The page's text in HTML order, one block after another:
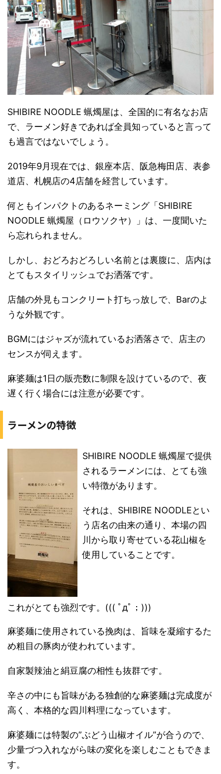
SHIBIRE NOODLE 蝋燭屋は、全国的に有名なお店
で、ラーメン好きであれば全員知っていると言って
も過言ではないでしょう。
2019年9月現在では、銀座本店、阪急梅田店、表参
道店、札幌店の4店舗を経営しています。
何ともインパクトのあるネーミング「SHIBIRE
NOODLE 蝋燭屋（ロウソクヤ）」は、一度聞いた
ら忘れられません。
しかし、おどろおどろしい名前とは裏腹に、店内は
とてもスタイリッシュでお洒落です。
店舗の外見もコンクリート打ちっ放しで、Barのよ
うな外観です。
BGMにはジャズが流れているお洒落さで、店主の
センスが伺えます。
麻婆麺は1日の販売数に制限を設けているので、夜
遅く行く場合には注意が必要です。
ラーメンの特徴
SHIBIRE NOODLE 蝋燭屋で提供
されるラーメンには、とても強
い特徴があります。
それは、SHIBIRE NOODLEとい
う店名の由来の通り、本場の四
川から取り寄せている花山椒を
使用していることです。
これがとても強烈です。((( ﾟдﾟ；)))
麻婆麺に使用されている挽肉は、旨味を凝縮するた
め粗目の豚肉が使われています。
自家製辣油と絹豆腐の相性も抜群です。
辛さの中にも旨味がある独創的な麻婆麺は完成度が
高く、本格的な四川料理になっています。
麻婆麺には特製の”ぶどう山椒オイル”が合うので、
少量づつ入れながら味の変化を楽しむこともできま
す。